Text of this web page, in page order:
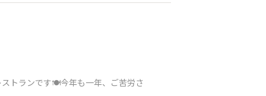
トランです🍽️今年も一年、ご苦労さ